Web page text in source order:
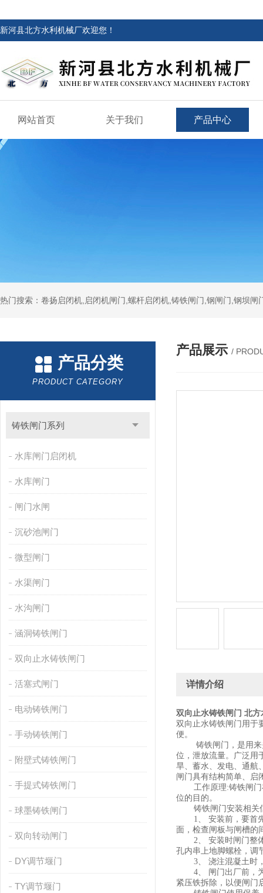
新河县北方水利机械厂欢迎您！
网站首页 关于我们 产品中心
热门搜索：卷扬启闭机,启闭机闸门,螺杆启闭机,铸铁闸门,钢闸门,钢坝
产品分类
PRODUCT CATEGORY
铸铁闸门系列
水库闸门启闭机
水库闸门
闸门水闸
沉砂池闸门
微型闸门
水渠闸门
水沟闸门
涵洞铸铁闸门
双向止水铸铁闸门
活塞式闸门
电动铸铁闸门
手动铸铁闸门
附壁式铸铁闸门
手提式铸铁闸门
球墨铸铁闸门
双向转动闸门
DY调节堰门
TY调节堰门
产品展示 /
详情介绍
双向止水铸铁闸门 北方
双向止水铸铁闸门用于
便。
铸铁闸门，是用
位，泄放流量。广泛用
旱、蓄水、发电、通航
闸门具有结构简单、启
工作原理:铸铁闸
位的目的。
铸铁闸门安装相关
1、 安装前，要首
面，检查闸板与闸槽的
2、 安装时闸门整
孔内串上地脚螺栓，调
3、 浇注混凝土时
4、 闸门出厂前，
紧压铁拆除，以便闸门